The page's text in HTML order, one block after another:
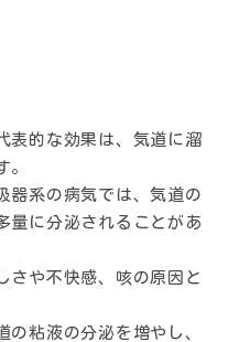
表的な効果は、気道に溜
。
器系の病気では、気道の
量に分泌されることがあ
さや不快感、咳の原因と
の粘液の分泌を増やし、